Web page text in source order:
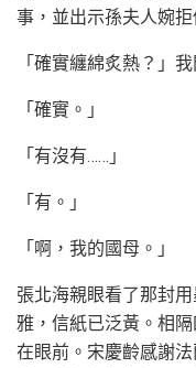
事，並出示孫夫人婉
「確實纏綿炙熱？」我
「確實。」
「有沒有……」
「有。」
「啊，我的國母。」
張北海親眼看了那封
雅，信紙已泛黃。相
在眼前。宋慶齡感謝